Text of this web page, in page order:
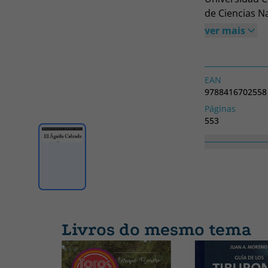
de Ciencias
águila
Enciclopedia
Naturaleza..
el ámbito
Consejería
Módulo
ver mais
EAN
9788416702558
Páginas
553
Livros do mesmo tema